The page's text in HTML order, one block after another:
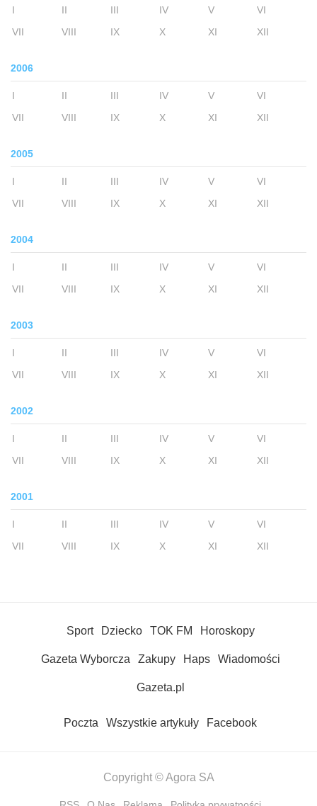
I II III IV V
VI
VII
VIII IX X XI XII
2006
I II III IV V
VI
VII
VIII IX X XI XII
2005
I II III IV V
VI
VII
VIII IX X XI XII
2004
I II III IV V
VI
VII
VIII IX X XI XII
2003
I II III IV V
VI
VII
VIII IX X XI XII
2002
I II III IV V
VI
VII
VIII IX X XI XII
2001
I II III IV V
VI
VII
VIII IX X XI XII
Sport Dziecko TOK FM Horoskopy
Gazeta Wyborcza Zakupy Haps Wiadomości
Gazeta.pl
Poczta Wszystkie artykuły Facebook
Copyright © Agora SA